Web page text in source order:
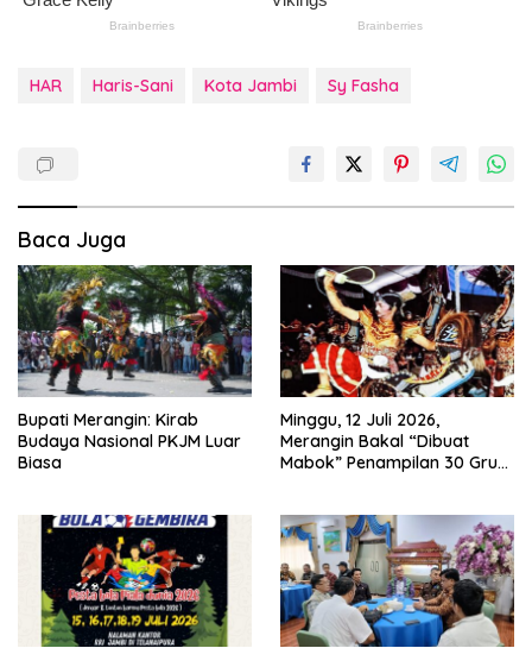
HAR Haris-Sani Kota Jambi Sy Fasha
Baca Juga
Bupati Merangin: Kirab
Budaya Nasional PKJM Luar
Biasa
Minggu, 12 Juli 2026,
Merangin Bakal “Dibuat
Mabok” Penampilan 30 Grup